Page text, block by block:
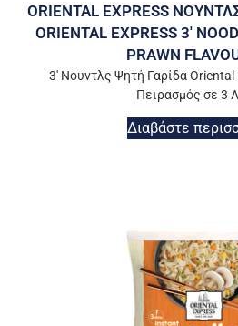
ORIENTAL EXPRESS
ORIENTAL EXPRESS 3′
PRAWN
3′ Νουντλς Ψητή Γαρίδα
Πειρασμός σε 3
Διαβάστε